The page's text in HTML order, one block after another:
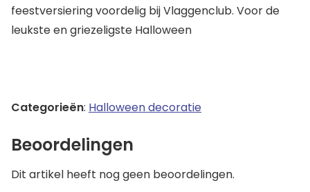
feestversiering voordelig bij Vlaggenclub. Voor de
leukste en griezeligste Halloween
Categorieën: Halloween decoratie
Beoordelingen
Dit artikel heeft nog geen beoordelingen.